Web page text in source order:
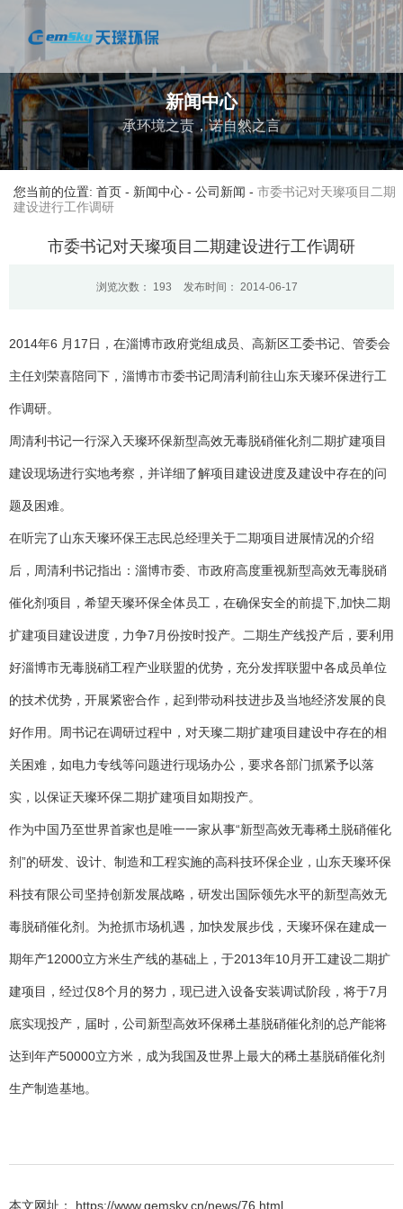
新闻中心
承环境之责，诺自然之言
您当前的位置: 首页 - 新闻中心 - 公司新闻 - 市委书记对天璨项目二期
建设进行工作调研
市委书记对天璨项目二期建设进行工作调研
浏览次数： 193 发布时间： 2014-06-17
2014年6 月17日，在淄博市政府党组成员、高新区工委书记、管委会
主任刘荣喜陪同下，淄博市市委书记周清利前往山东天璨环保进行工
作调研。
周清利书记一行深入天璨环保新型高效无毒脱硝催化剂二期扩建项目
建设现场进行实地考察，并详细了解项目建设进度及建设中存在的问
题及困难。
在听完了山东天璨环保王志民总经理关于二期项目进展情况的介绍
后，周清利书记指出：淄博市委、市政府高度重视新型高效无毒脱硝
催化剂项目，希望天璨环保全体员工，在确保安全的前提下,加快二期
扩建项目建设进度，力争7月份按时投产。二期生产线投产后，要利用
好淄博市无毒脱硝工程产业联盟的优势，充分发挥联盟中各成员单位
的技术优势，开展紧密合作，起到带动科技进步及当地经济发展的良
好作用。周书记在调研过程中，对天璨二期扩建项目建设中存在的相
关困难，如电力专线等问题进行现场办公，要求各部门抓紧予以落
实，以保证天璨环保二期扩建项目如期投产。
作为中国乃至世界首家也是唯一一家从事“新型高效无毒稀土脱硝催化
剂”的研发、设计、制造和工程实施的高科技环保企业，山东天璨环保
科技有限公司坚持创新发展战略，研发出国际领先水平的新型高效无
毒脱硝催化剂。为抢抓市场机遇，加快发展步伐，天璨环保在建成一
期年产12000立方米生产线的基础上，于2013年10月开工建设二期扩
建项目，经过仅8个月的努力，现已进入设备安装调试阶段，将于7月
底实现投产，届时，公司新型高效环保稀土基脱硝催化剂的总产能将
达到年产50000立方米，成为我国及世界上最大的稀土基脱硝催化剂
生产制造基地。
本文网址： https://www.gemsky.cn/news/76.html